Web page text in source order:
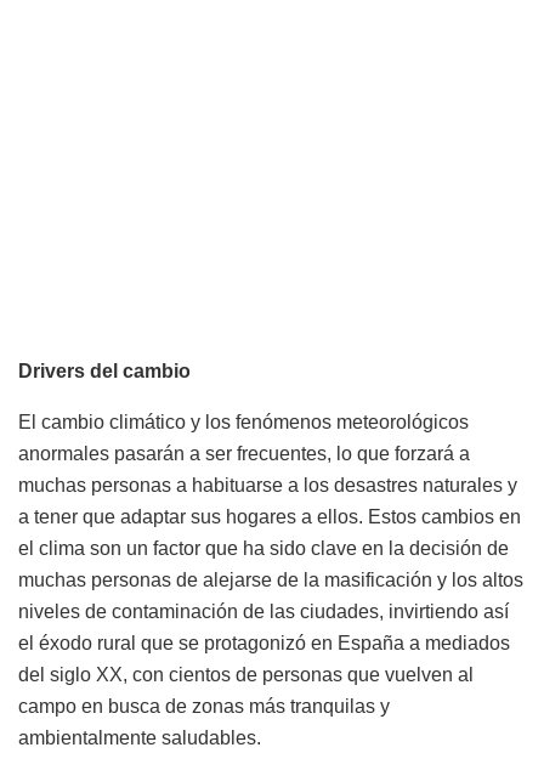
Drivers del cambio
El cambio climático y los fenómenos meteorológicos
anormales pasarán a ser frecuentes, lo que forzará a
muchas personas a habituarse a los desastres naturales y
a tener que adaptar sus hogares a ellos. Estos cambios en
el clima son un factor que ha sido clave en la decisión de
muchas personas de alejarse de la masificación y los altos
niveles de contaminación de las ciudades, invirtiendo así
el éxodo rural que se protagonizó en España a mediados
del siglo XX, con cientos de personas que vuelven al
campo en busca de zonas más tranquilas y
ambientalmente saludables.